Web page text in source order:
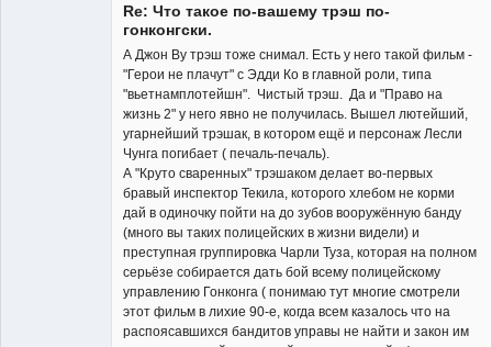
Re: Что такое по-вашему трэш по-
гонконгски.
А Джон Ву трэш тоже снимал. Есть у него такой фильм -
"Герои не плачут" с Эдди Ко в главной роли, типа
"вьетнамплотейшн". Чистый трэш. Да и "Право на
жизнь 2" у него явно не получилась. Вышел лютейший,
угарнейший трэшак, в котором ещё и персонаж Лесли
Чунга погибает ( печаль-печаль).
А "Круто сваренных" трэшаком делает во-первых
бравый инспектор Текила, которого хлебом не корми
дай в одиночку пойти на до зубов вооружённую банду
(много вы таких полицейских в жизни видели) и
преступная группировка Чарли Туза, которая на полном
серьёзе собирается дать бой всему полицейскому
управлению Гонконга ( понимаю тут многие смотрели
этот фильм в лихие 90-е, когда всем казалось что на
распоясавшихся бандитов управы не найти и закон им